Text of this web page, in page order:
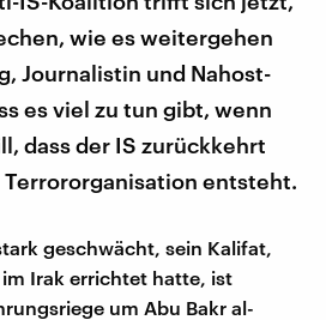
wie es weitergehen
Journalistin und Nahost-
es viel zu tun gibt, wenn
dass der IS zurückkehrt
entsteht.
geschwächt, sein Kalifat,
Irak errichtet hatte, ist
um Abu Bakr al-